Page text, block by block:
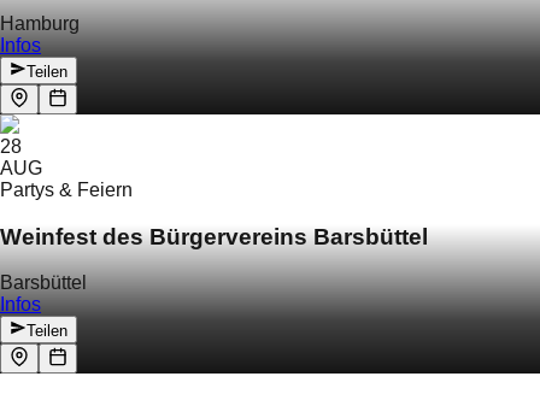
Hamburg
Infos
Teilen
28
AUG
Partys & Feiern
Weinfest des Bürgervereins Barsbüttel
Barsbüttel
Infos
Teilen